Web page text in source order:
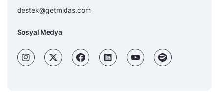
destek@getmidas.com
Sosyal Medya